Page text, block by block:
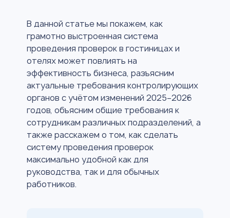
В данной статье мы покажем, как
грамотно выстроенная система
проведения проверок в гостиницах и
отелях может повлиять на
эффективность бизнеса, разъясним
актуальные требования контролирующих
органов с учётом изменений 2025–2026
годов, объясним общие требования к
сотрудникам различных подразделений, а
также расскажем о том, как сделать
систему проведения проверок
максимально удобной как для
руководства, так и для обычных
работников.